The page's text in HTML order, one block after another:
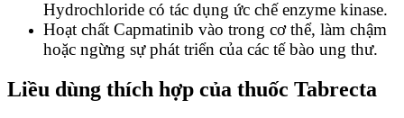
Hydrochloride có tác dụng ức chế enzyme kinase.
Hoạt chất Capmatinib vào trong cơ thể, làm chậm
hoặc ngừng sự phát triển của các tế bào ung thư.
Liều dùng thích hợp của thuốc Tabrecta